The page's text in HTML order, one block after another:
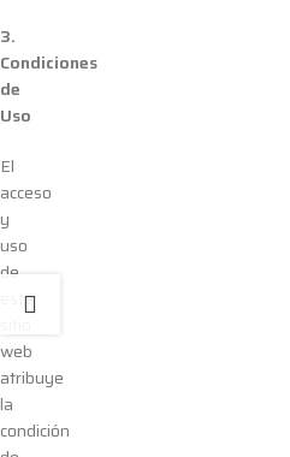
3.
Condiciones
de
Uso
El
acceso
y
uso
de
este
web
atribuye
la
condición